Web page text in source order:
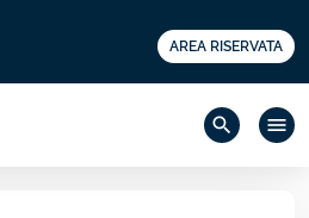
AREA RISERVATA
search menu